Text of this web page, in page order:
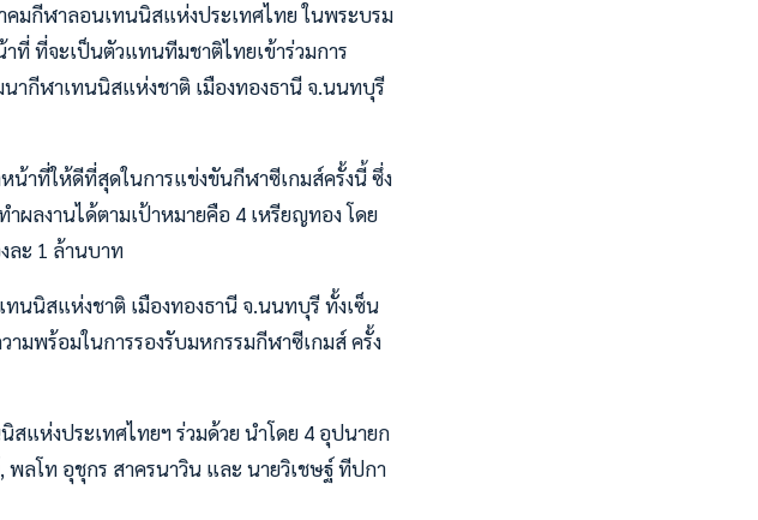
มกีฬาลอนเทนนิสแห่งประเทศไทย ในพระบรม
ที่จะเป็นตัวแทนทีมชาติไทยเข้าร่วมการ
กีฬาเทนนิสแห่งชาติ เมืองทองธานี จ.นนทบุรี
าที่ให้ดีที่สุดในการแข่งขันกีฬาซีเกมส์ครั้งนี้ ซึ่ง
ผลงานได้ตามเป้าหมายคือ 4 เหรียญทอง โดย
ละ 1 ล้านบาท
นนิสแห่งชาติ เมืองทองธานี จ.นนทบุรี ทั้งเซ็น
มพร้อมในการรองรับมหกรรมกีฬาซีเกมส์ ครั้ง
แห่งประเทศไทยฯ ร่วมด้วย นำโดย 4 อุปนายก
ลโท อุชุกร สาครนาวิน และ นายวิเชษฐ์ ทีปกา